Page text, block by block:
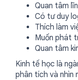
Quan tâm
Có tư duy
Thích làm
Muốn phát
Quan tâm
Kinh tế học là
phân tích và nhìn